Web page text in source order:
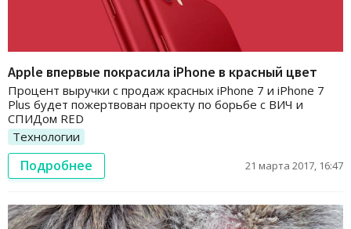
Apple впервые покрасила iPhone в красный цвет
Процент выручки с продаж красных iPhone 7 и iPhone 7
Plus будет пожертвован проекту по борьбе с ВИЧ и
СПИДом RED
Технологии
Подробнее 21 марта 2017, 16:47